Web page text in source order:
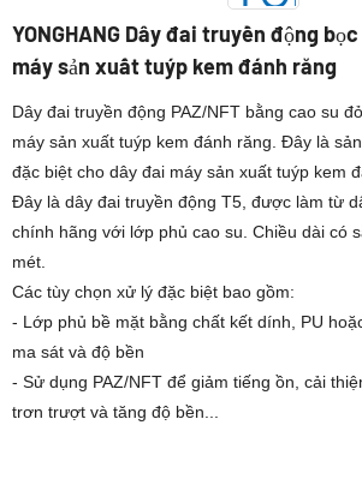
YONGHANG Dây đai truyền động
máy sản xuất tuýp kem đánh răng
Dây đai truyền động PAZ/NFT bằng cao su
máy sản xuất tuýp kem đánh răng. Đây là
đặc biệt cho dây đai máy sản xuất tuýp kem
Đây là dây đai truyền động T5, được làm từ
chính hãng với lớp phủ cao su. Chiều dài có
mét.
Các tùy chọn xử lý đặc biệt bao gồm:
- Lớp phủ bề mặt bằng chất kết dính, PU
ma sát và độ bền
- Sử dụng PAZ/NFT để giảm tiếng ồn, cải
trơn trượt và tăng độ bền...